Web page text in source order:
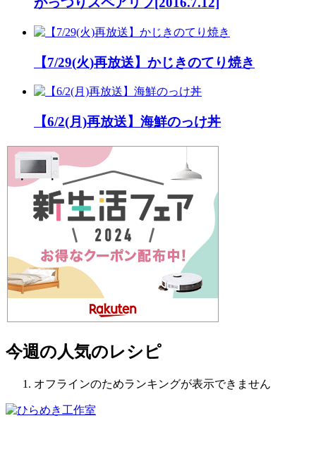
【7/29(火)再放送】かじきのてり焼き
【6/2(月)再放送】海鮮のっけ丼
今週の人気のレシピ
オフラインのためランキングが表示できません